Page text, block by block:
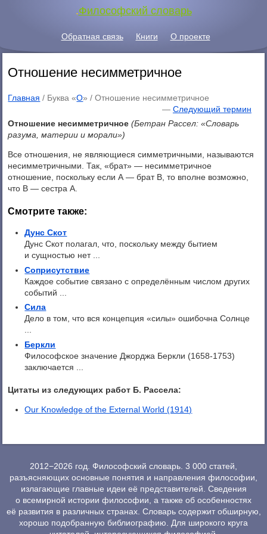
.Философский словарь
Обратная связь Книги О проекте
Отношение несимметричное
Главная / Буква «О» /Отношение несимметричное
— Следующий термин
Отношение несимметричное (Бетран Рассел: «Словарь
разума, материи и морали»)
Все отношения, не являющиеся симметричными, называются
несимметричными. Так, «брат» — несимметричное
отношение, поскольку если А — брат В, то вполне возможно,
что В — сестра A.
Смотрите также:
Дунс Скот
Дунс Скот полагал, что, поскольку между бытием
и сущностью нет ...
Соприсутствие
Каждое событие связано с определённым числом других
событий ...
Сила
Дело в том, что вся концепция «силы» ошибочна Солнце
...
Беркли
Философское значение Джорджа Беркли (1658-1753)
заключается ...
Цитаты из следующих работ Б. Рассела:
Our Knowledge of the External World (1914)
2012−2026 год. Философский словарь. 3 000 статей,
разъясняющих основные понятия и направления философии,
излагающие главные идеи её представителей. Сведения
о всемирной истории философии, а также об особенностях
её развития в различных странах. Словарь содержит обширную,
хорошо подобранную библиографию. Для широкого круга